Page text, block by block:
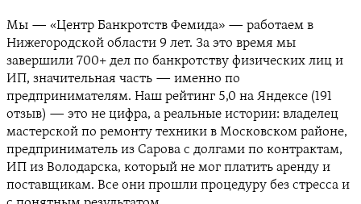
Мы — «Центр Банкротств Фемида» — работаем в
Нижегородской области 9 лет. За это время мы
завершили 700+ дел по банкротству физических лиц и
ИП, значительная часть — именно по
предпринимателям. Наш рейтинг 5,0 на Яндексе (191
отзыв) — это не цифра, а реальные истории: владелец
мастерской по ремонту техники в Московском районе,
предприниматель из Сарова с долгами по контрактам,
ИП из Володарска, который не мог платить аренду и
поставщикам. Все они прошли процедуру без стресса и